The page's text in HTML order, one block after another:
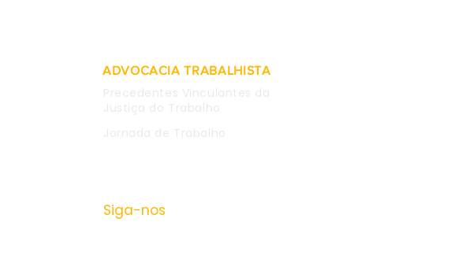
ADVOCACIA TRABALHISTA
Siga-nos